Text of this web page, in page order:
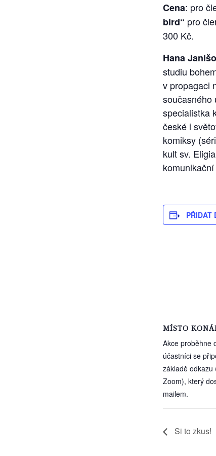
Cena: pro
bird“ pro
300 Kč.
Hana
studiu
v propagaci
současného
specialistka
české i
komiksy
kult sv.
PŘIDAT
MÍSTO
Akce proběhne
účastníci se
základě odkazu
Zoom), který
mailem.
Si to zkus!